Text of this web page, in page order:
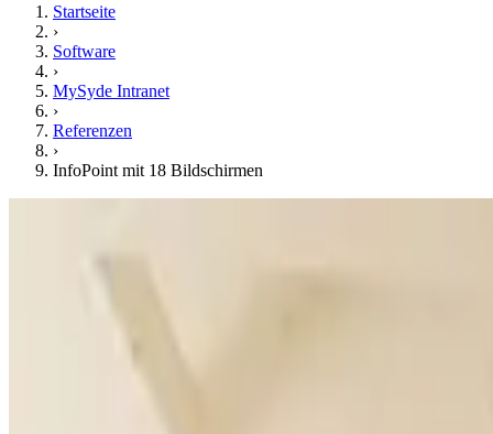
Startseite
›
Software
›
MySyde Intranet
›
Referenzen
›
InfoPoint mit 18 Bildschirmen